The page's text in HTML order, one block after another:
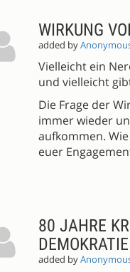
WIRKUNG
added by
Vielleicht ein
und vielleicht
Die Frage der
immer wieder
aufkommen.
euer
80 JAHRE
added by